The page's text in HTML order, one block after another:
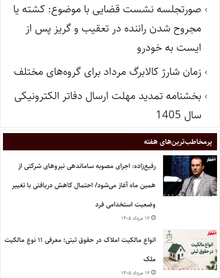
صورتجلسه نشست قضایی با موضوع: کشته یا
مجروح شدن راننده در تعقیب و گریز پس از
ایست به خودرو
زمان شارژ کالابرگ مرداد برای گروه‌های مختلف
بخشنامه تمدید مهلت ارسال دفاتر الکترونیکی
سال 1405
پر‌مخاطب‌ترین‌های هفته
رفیع‌زاده: اجرای مصوبه ساماندهی نیروهای شرکتی از
همین ماه آغاز می‌شود/ احتمال کاهش دریافتی با تغییر
وضعیت استخدامی فرد
۱۲ مرداد ۱۴۰۵
انواع مالکیت املاک در حقوق ثبتی؛ معرفی ۱۱ نوع مالکیت
ملک
۱۲ مرداد ۱۴۰۵